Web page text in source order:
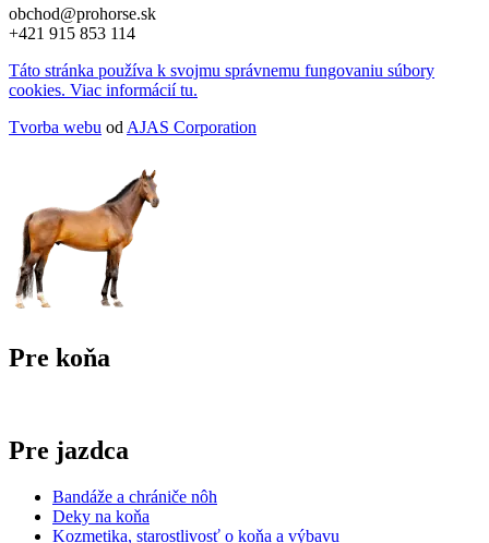
obchod@prohorse.sk
+421 915 853 114
Táto stránka používa k svojmu správnemu fungovaniu súbory
cookies. Viac informácií tu.
Tvorba webu od AJAS Corporation
Pre koňa
Pre jazdca
Bandáže a chrániče nôh
Deky na koňa
Kozmetika, starostlivosť o koňa a výbavu